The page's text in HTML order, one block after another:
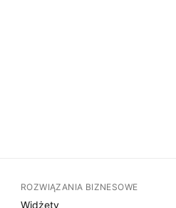
ROZWIĄZANIA BIZNESOWE
Widżety